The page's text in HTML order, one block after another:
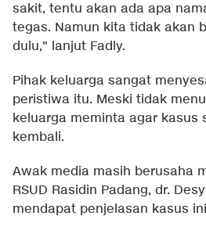
sakit, tentu akan ada apa
tegas. Namun kita tidak akan
dulu," lanjut Fadly.
Pihak keluarga sangat
peristiwa itu. Meski tidak
keluarga meminta agar kasus
kembali.
Awak media masih berusaha
RSUD Rasidin Padang, dr.
mendapat penjelasan kasus